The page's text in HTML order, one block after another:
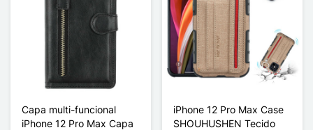
Capa multi-funcional
iPhone 12 Pro Max Capa
iPhone 12 Pro Max Case
SHOUHUSHEN Tecido